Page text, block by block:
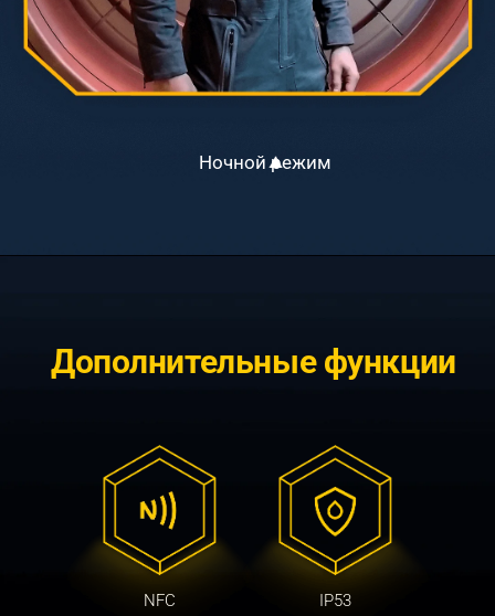
Ночной режим
Дополнительные функции
NFC IP53